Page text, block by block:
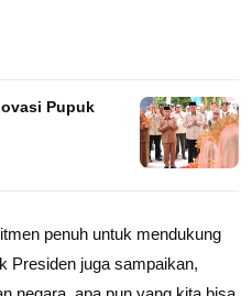
Pupuk
penuh untuk mendukung
Presiden juga sampaikan,